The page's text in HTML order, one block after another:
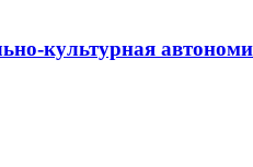
культурная